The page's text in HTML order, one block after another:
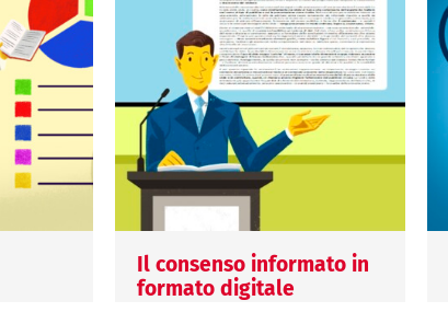
Il consenso informato in
formato digitale